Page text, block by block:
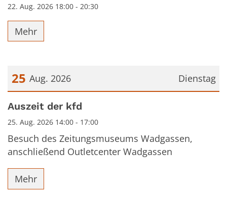
22. Aug. 2026 18:00 - 20:30
Mehr
Dienstag
25 Aug. 2026
Datum: 25. August 2026
Auszeit der kfd
25. Aug. 2026 14:00 - 17:00
Besuch des Zeitungsmuseums Wadgassen,
anschließend Outletcenter Wadgassen
Mehr